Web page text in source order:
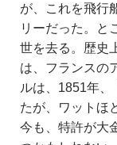
が、これを飛行
リーだった。と
世を去る。歴史
は、フランスの
ルは、1851年、
たが、ワットほ
今も、特許が大